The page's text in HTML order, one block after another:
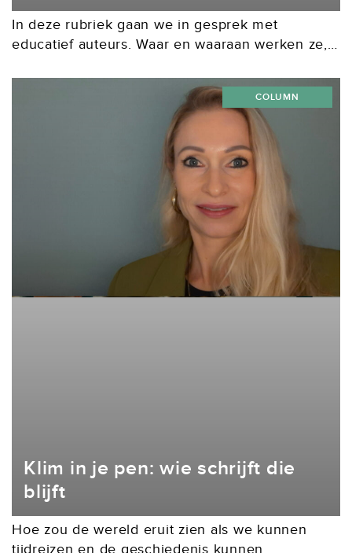
In deze rubriek gaan we in gesprek met
educatief auteurs. Waar en waaraan werken ze,
Een gesprek over creëren, samenwerken...
Klim in je pen: wie schrijft die
blijft
Hoe zou de wereld eruit zien als we kunnen
tijdreizen en de geschiedenis kunnen
COLUMN